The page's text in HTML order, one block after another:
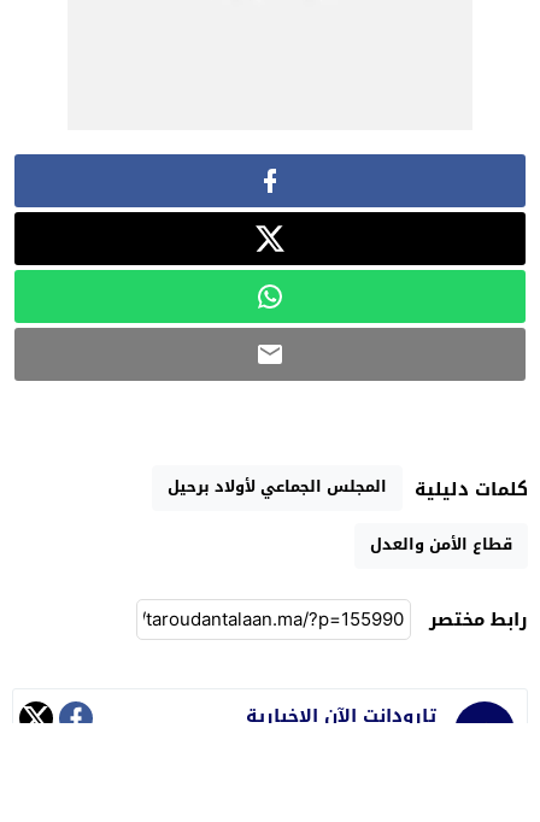
كلمات دليلية
المجلس الجماعي لأولاد برحيل
قطاع الأمن والعدل
رابط مختصر
تارودانت الآن الإخبارية